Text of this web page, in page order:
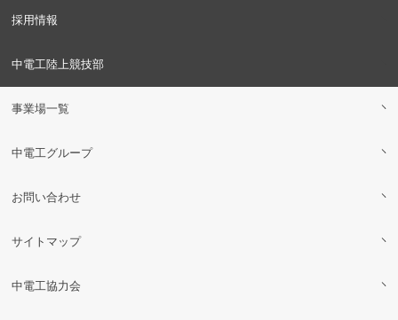
採用情報
中電工陸上競技部
事業場一覧
中電工グループ
お問い合わせ
サイトマップ
中電工協力会